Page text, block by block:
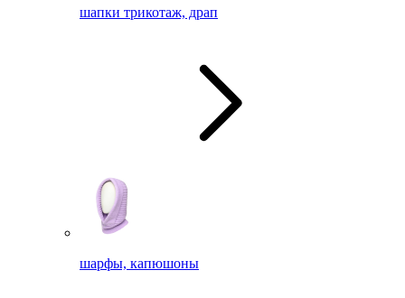
шапки трикотаж, драп
шарфы, капюшоны